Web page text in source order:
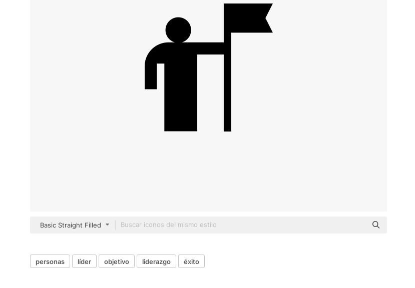
Basic Straight Filled
personas líder objetivo liderazgo éxito